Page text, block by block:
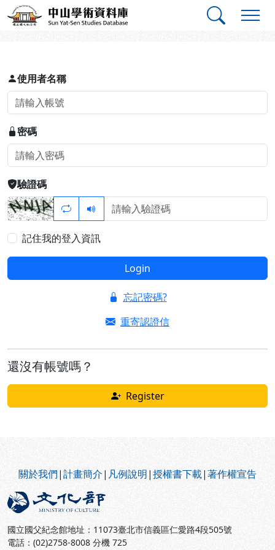
跳到主要內容
中山學術資料庫
登入
使用者名稱
密碼
驗證碼
記住我的登入資訊
Login
忘記密碼?
重寄認證信
還沒有帳號嗎？
Register
關於我們|計畫簡介| 凡例說明|授權書下載|著作權宣告
國立國父紀念館地址：11073臺北市信義區仁愛路4段505號
電話：(02)2758-8008 分機 725